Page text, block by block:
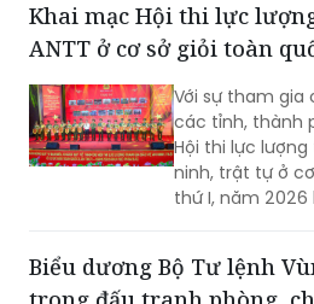
Khai mạc Hội thi lực
ANTT ở cơ sở giỏi toàn
Với sự tham gia
các tỉnh, thành
Hội thi lực
ninh, trật tự ở
thứ I, năm
cho lực lượng
Biểu dương Bộ Tư lệnh